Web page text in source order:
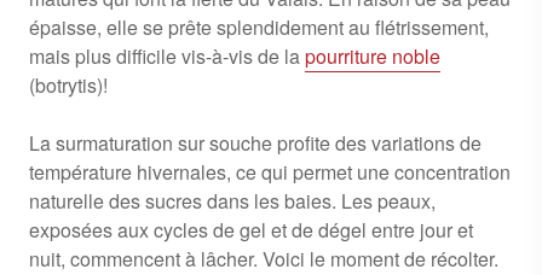
épaisse, elle se prête splendidement au flétrissement,
mais plus difficile vis-à-vis de lapourriture noble
(botrytis)!
La surmaturation sur souche profite des variations de
température hivernales, ce qui permet une concentration
naturelle des sucres dans les baies. Les peaux,
exposées aux cycles de gel et de dégel entre jour et
nuit, commencent à lâcher. Voici le moment de récolter.